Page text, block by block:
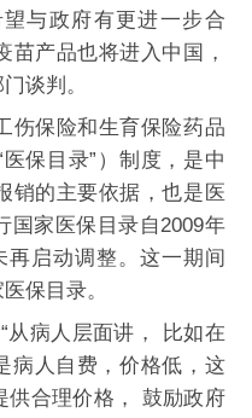
与政府有更进一步合
苗产品也将进入中国，
谈判。
保险和生育保险药品
保目录”）制度，是中
销的主要依据，也是医
国家医保目录自2009年
再启动调整。这一期间
保目录。
病人层面讲， 比如在
病人自费，价格低，这
供合理价格， 鼓励政府